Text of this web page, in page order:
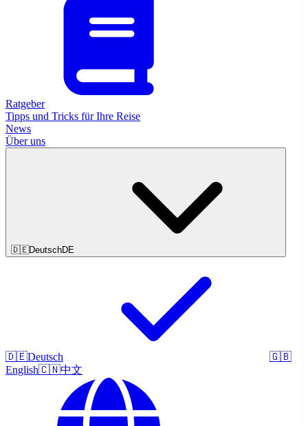
Ratgeber
Tipps und Tricks für Ihre Reise
News
Über uns
🇩🇪DeutschDE
🇩🇪Deutsch
🇬🇧
English🇨🇳中文